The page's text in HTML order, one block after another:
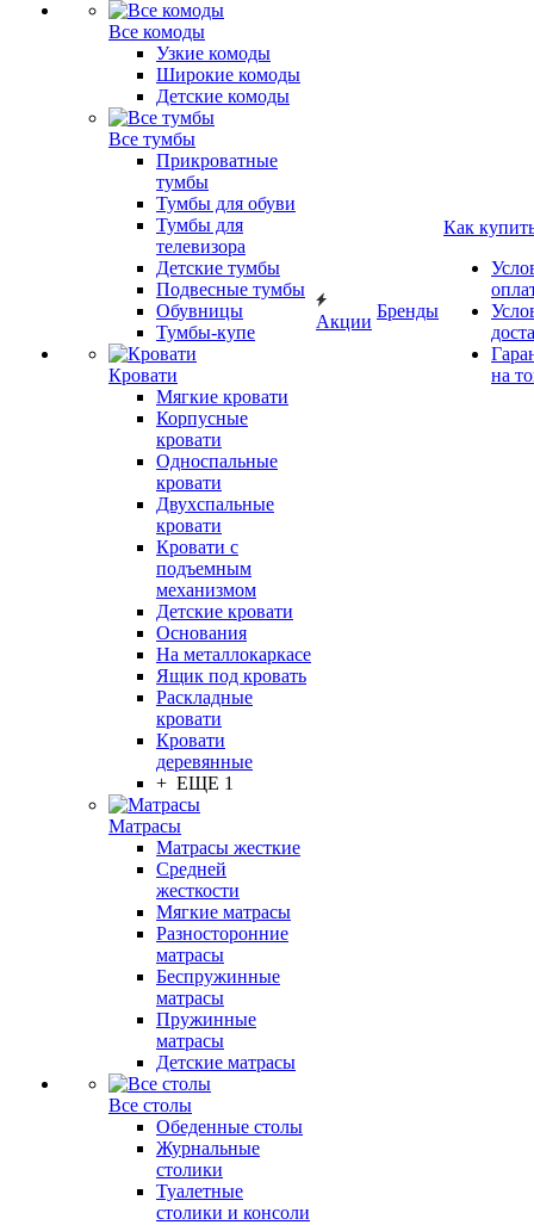
Все комоды
Узкие комоды
Широкие комоды
Детские комоды
Все тумбы
Прикроватные
тумбы
Тумбы для обуви
Тумбы для
телевизора
Детские тумбы
Подвесные тумбы
Обувницы
Тумбы-купе
Кровати
Мягкие кровати
Корпусные
кровати
Односпальные
кровати
Двухспальные
кровати
Кровати с
подъемным
механизмом
Детские кровати
Основания
На металлокаркасе
Ящик под кровать
Раскладные
кровати
Кровати
деревянные
+ ЕЩЕ 1
Матрасы
Матрасы жесткие
Средней
жесткости
Мягкие матрасы
Разносторонние
матрасы
Беспружинные
матрасы
Пружинные
матрасы
Детские матрасы
Все столы
Обеденные столы
Журнальные
столики
Туалетные
столики и консоли
Акции
Бренды
Как
на